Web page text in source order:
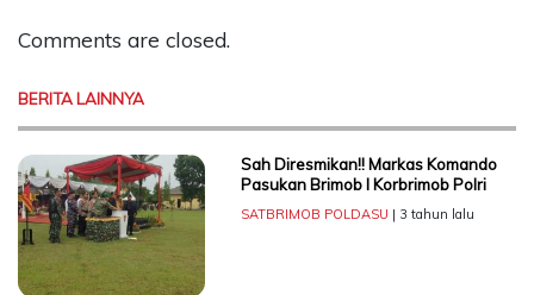
Comments are closed.
BERITA LAINNYA
Sah Diresmikan!! Markas Komando
Pasukan Brimob I Korbrimob Polri
SATBRIMOB POLDASU | 3 tahun lalu